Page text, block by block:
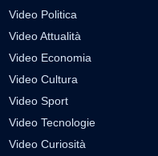
Video Politica
Video Attualità
Video Economia
Video Cultura
Video Sport
Video Tecnologie
Video Curiosità